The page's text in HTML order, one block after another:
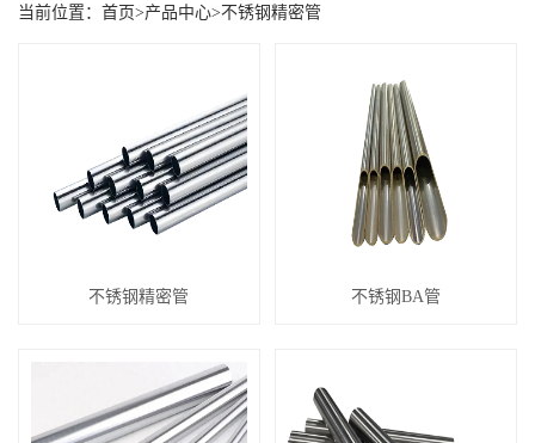
当前位置： 首页>产品中心>不锈钢精密管
不锈钢精密管 不锈钢BA管